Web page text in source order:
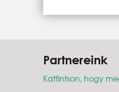
Partnereink
Kattintson, hogy